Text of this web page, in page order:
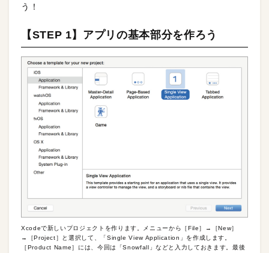
う！
【STEP 1】アプリの基本部分を作ろう
Xcodeで新しいプロジェクトを作ります。メニューから［File］→［New］
→［Project］と選択して、「Single View Application」を作成します。
［Product Name］には、今回は「Snowfall」などと入力しておきます。最後